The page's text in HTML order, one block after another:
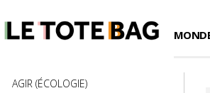
AGIR (ÉCOLOGIE)